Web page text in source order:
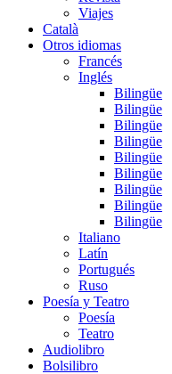
Viajes
Català
Otros idiomas
Francés
Inglés
Bilingüe
Bilingüe
Bilingüe
Bilingüe
Bilingüe
Bilingüe
Bilingüe
Bilingüe
Bilingüe
Italiano
Latín
Portugués
Ruso
Poesía y Teatro
Poesía
Teatro
Audiolibro
Bolsilibro